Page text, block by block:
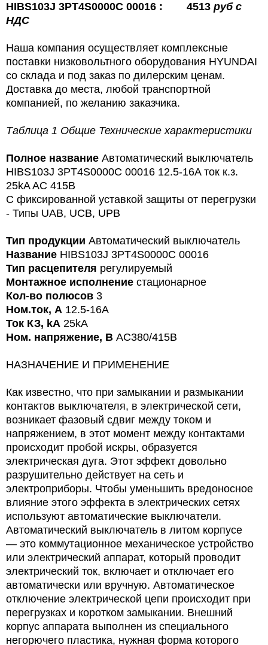
HIBS103J 3PT4S0000C 00016 : 4513 руб с
НДС
Наша компания осуществляет комплексные
поставки низковольтного оборудования HYUNDAI
со склада и под заказ по дилерским ценам.
Доставка до места, любой транспортной
компанией, по желанию заказчика.
Таблица 1 Общие Технические характеристики
Полное название Автоматический выключатель
HIBS103J 3PT4S0000C 00016 12.5-16A ток к.з.
25kA AC 415В
С фиксированной уставкой защиты от перегрузки
- Типы UAB, UCB, UPB
Тип продукции Автоматический выключатель
Название HIBS103J 3PT4S0000C 00016
Тип расцепителя регулируемый
Монтажное исполнение стационарное
Кол-во полюсов 3
Ном.ток, А 12.5-16A
Ток КЗ, kA 25kA
Ном. напряжение, В AC380/415В
НАЗНАЧЕНИЕ И ПРИМЕНЕНИЕ
Как известно, что при замыкании и размыкании
контактов выключателя, в электрической сети,
возникает фазовый сдвиг между током и
напряжением, в этот момент между контактами
происходит пробой искры, образуется
электрическая дуга. Этот эффект довольно
разрушительно действует на сеть и
электроприборы. Чтобы уменьшить вредоносное
влияние этого эффекта в электрических сетях
используют автоматические выключатели.
Автоматический выключатель в литом корпусе
— это коммутационное механическое устройство
или электрический аппарат, который проводит
электрический ток, включает и отключает его
автоматически или вручную. Автоматическое
отключение электрической цепи происходит при
перегрузках и коротком замыкании. Внешний
корпус аппарата выполнен из специального
негорючего пластика, нужная форма которого